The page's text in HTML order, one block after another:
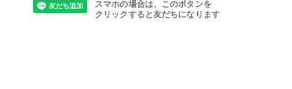
スマホの場合は、このボタンを
クリックすると友だちになります